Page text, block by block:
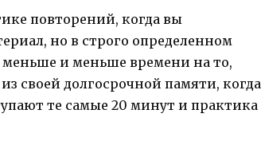
повторений, когда вы
но в строго определенном
меньше и меньше времени на то,
своей долгосрочной памяти, когда
те самые 20 минут и практика